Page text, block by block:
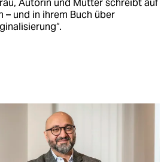
Autorin und Mutter schreibt auf
– und in ihrem Buch über